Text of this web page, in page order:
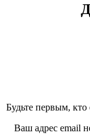
Будьте первым, кто
Ваш адрес email